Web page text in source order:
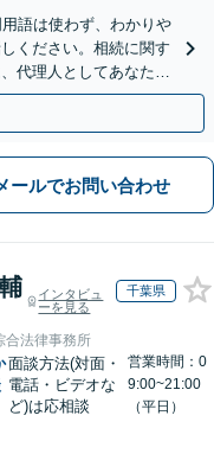
語は使わず、わかりや
ください。相続に関す
代理人としてあなたの
可】
ールでお問い合わせ
インタビュ
ーを見る
千葉県
合法律事務所
面談方法(対面・
電話・ビデオな
ど)は応相談
営業時間：0
9:00~21:00
（平日）